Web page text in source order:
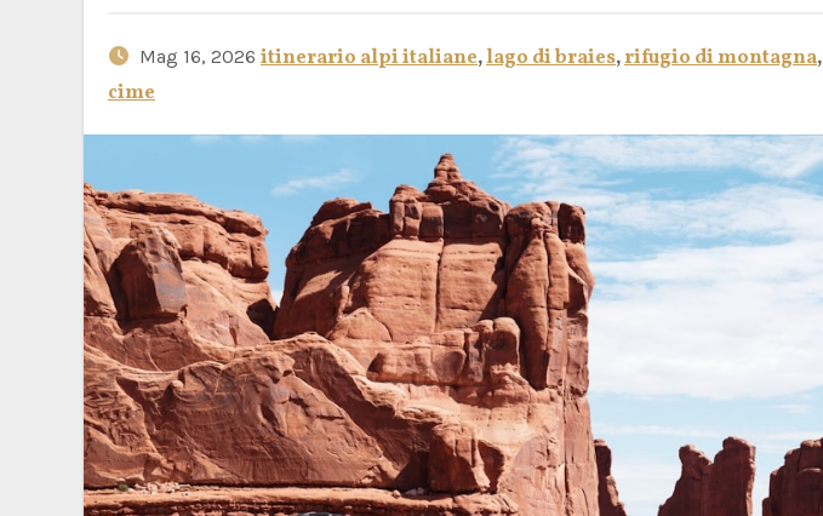
Mag 16, 2026 itinerario alpi italiane,lago di braies,rifugio di montagna,
cime